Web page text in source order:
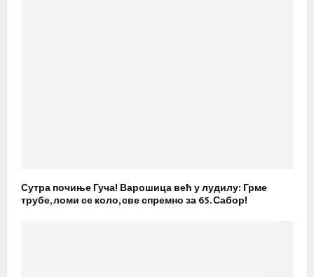
Сутра почиње Гуча! Варошица већ у лудилу: Грме
трубе, ломи се коло, све спремно за 65. Сабор!